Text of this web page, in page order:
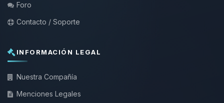
Foro
Contacto / Soporte
INFORMACIÓN LEGAL
Nuestra Compañía
Menciones Legales